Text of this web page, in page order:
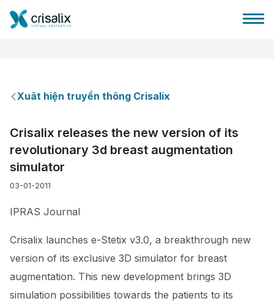
Nền tảng kinh doanh 3D
Xuât hiện truyền thông Crisalix
Crisalix releases the new version of its
revolutionary 3d breast augmentation
simulator
03-01-2011
IPRAS Journal
Crisalix launches e-Stetix v3.0, a breakthrough new
version of its exclusive 3D simulator for breast
augmentation. This new development brings 3D
simulation possibilities towards the patients to its